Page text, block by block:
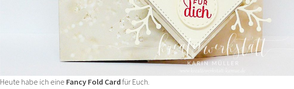
Heute habe ich eine Fancy Fold Card für Euch.